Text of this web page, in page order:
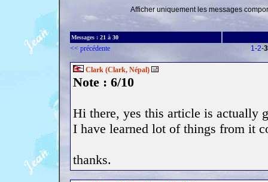
Afficher uniquement les messages
Messages : 21 à 30
<< précédente 1-2-3
Clark (Clark, Népal)
Note : 6/10
Hi there, yes this article is actually
I have learned lot of things from it
thanks.